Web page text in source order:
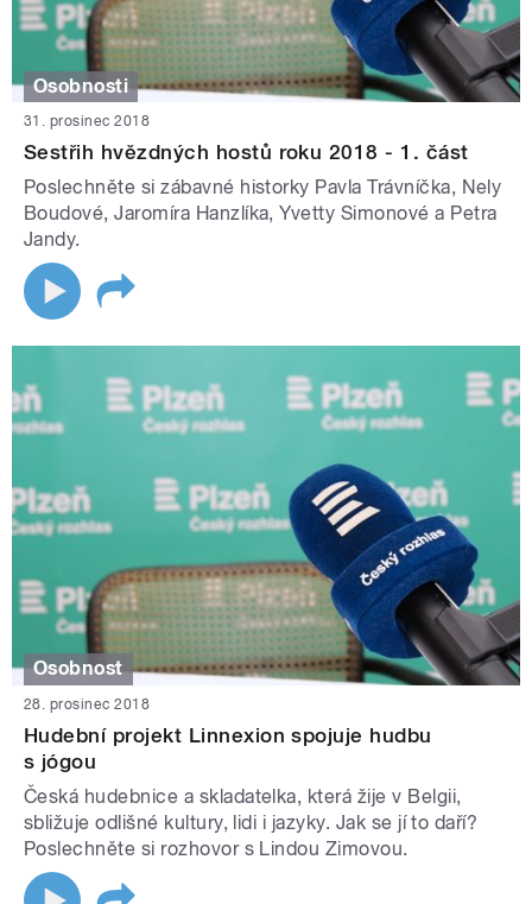
Osobnosti
31. prosinec 2018
Sestřih hvězdných hostů roku 2018 - 1. část
Poslechněte si zábavné historky Pavla Trávníčka, Nely
Boudové, Jaromíra Hanzlíka, Yvetty Simonové a Petra
Jandy.
Osobnost
28. prosinec 2018
Hudební projekt Linnexion spojuje hudbu
s jógou
Česká hudebnice a skladatelka, která žije v Belgii,
sbližuje odlišné kultury, lidi i jazyky. Jak se jí to daří?
Poslechněte si rozhovor s Lindou Zimovou.